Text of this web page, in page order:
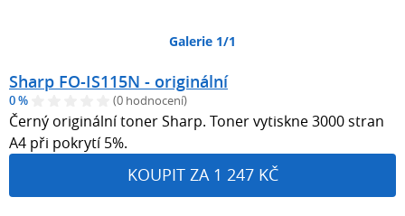
Galerie 1/1
Sharp FO-IS115N - originální
0 % (0 hodnocení)
Černý originální toner Sharp. Toner vytiskne 3000 stran
A4 při pokrytí 5%.
KOUPIT ZA 1 247 KČ